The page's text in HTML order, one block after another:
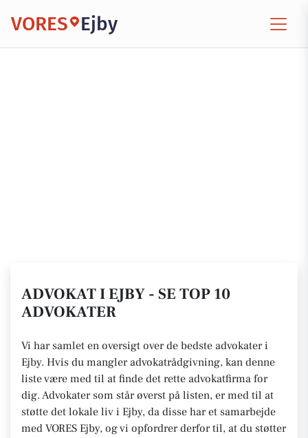
VORES Ejby
ADVOKAT I EJBY - SE TOP 10
ADVOKATER
Vi har samlet en oversigt over de bedste advokater i
Ejby. Hvis du mangler advokatrådgivning, kan denne
liste være med til at finde det rette advokatfirma for
dig. Advokater som står øverst på listen, er med til at
støtte det lokale liv i Ejby, da disse har et samarbejde
med VORES Ejby, og vi opfordrer derfor til, at du støtter